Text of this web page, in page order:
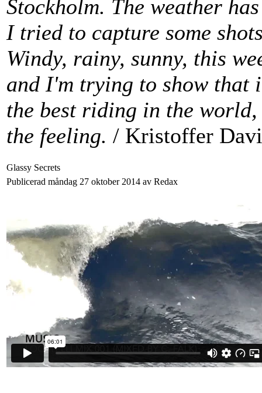
Stockholm. The weather
I tried to capture some
Windy, rainy, sunny, this
and I'm trying to show that
the best riding in the
the feeling. / Kristoffer
Glassy Secrets
Publicerad måndag 27 oktober 2014 av Redax